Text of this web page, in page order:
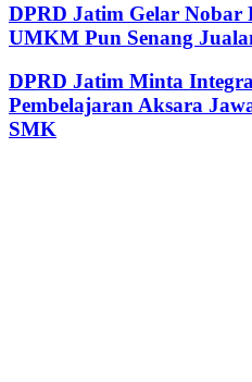
DPRD Jatim Gelar Nobar
UMKM Pun Senang
DPRD Jatim Minta
Pembelajaran Aksara
SMK